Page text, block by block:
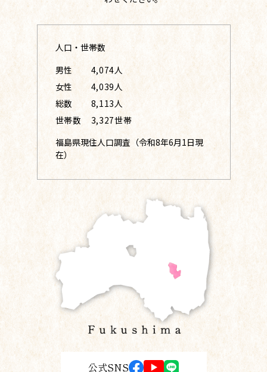
人口・世帯数
男性
4,074人
女性
4,039人
総数
8,113人
世帯数
3,327世帯
福島県現住人口調査（令和8年6月1日現
在）
公式SNS